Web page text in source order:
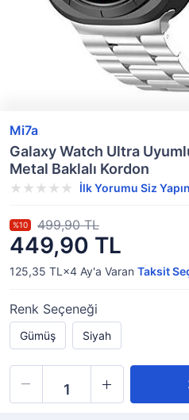
Mi7a
Galaxy Watch Ultra
Metal Baklalı Kordon
İlk Yorumu Siz Yapın
449,90 TL
%10 499,90 TL
125,35 TL×4 Ay'a Varan Taksit
Renk Seçeneği
Gümüş Siyah